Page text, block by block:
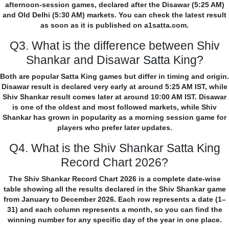
afternoon-session games, declared after the Disawar (5:25 AM)
and Old Delhi (5:30 AM) markets. You can check the latest result
as soon as it is published on a1satta.com.
Q3. What is the difference between Shiv
Shankar and Disawar Satta King?
Both are popular Satta King games but differ in timing and origin.
Disawar result is declared very early at around 5:25 AM IST, while
Shiv Shankar result comes later at around 10:00 AM IST. Disawar
is one of the oldest and most followed markets, while Shiv
Shankar has grown in popularity as a morning session game for
players who prefer later updates.
Q4. What is the Shiv Shankar Satta King
Record Chart 2026?
The Shiv Shankar Record Chart 2026 is a complete date-wise
table showing all the results declared in the Shiv Shankar game
from January to December 2026. Each row represents a date (1–
31) and each column represents a month, so you can find the
winning number for any specific day of the year in one place.